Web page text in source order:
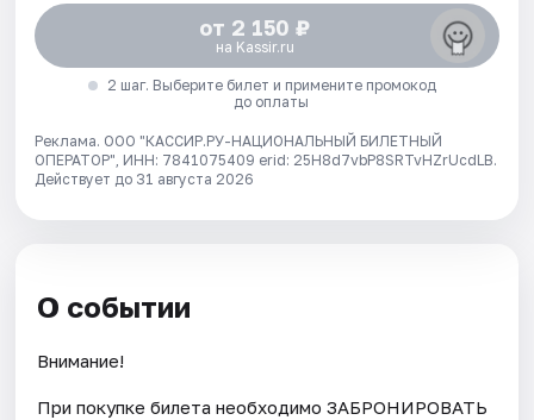
от 2 150 ₽
на Kassir.ru
2 шаг. Выберите билет и примените промокод
до оплаты
Реклама. ООО "КАССИР.РУ-НАЦИОНАЛЬНЫЙ БИЛЕТНЫЙ
ОПЕРАТОР", ИНН: 7841075409 erid: 25H8d7vbP8SRTvHZrUcdLB.
Действует до 31 августа 2026
О событии
Внимание!
При покупке билета необходимо ЗАБРОНИРОВАТЬ